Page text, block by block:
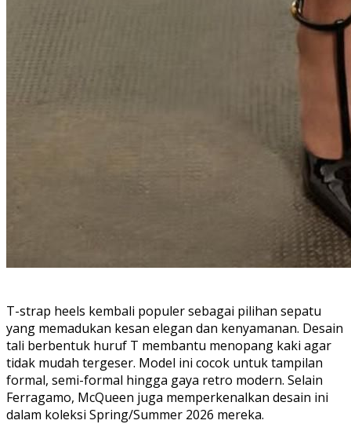
T-strap heels kembali populer sebagai pilihan sepatu
yang memadukan kesan elegan dan kenyamanan. Desain
tali berbentuk huruf T membantu menopang kaki agar
tidak mudah tergeser. Model ini cocok untuk tampilan
formal, semi-formal hingga gaya retro modern. Selain
Ferragamo, McQueen juga memperkenalkan desain ini
dalam koleksi Spring/Summer 2026 mereka.